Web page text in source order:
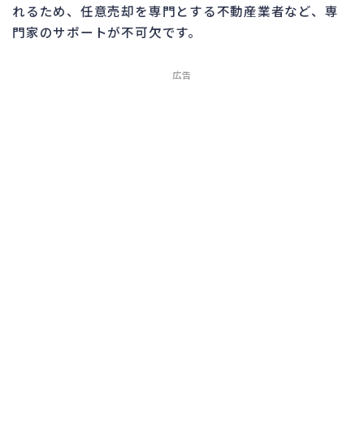
れるため、任意売却を専門とする不動産業者など、専
門家のサポートが不可欠です。
広告